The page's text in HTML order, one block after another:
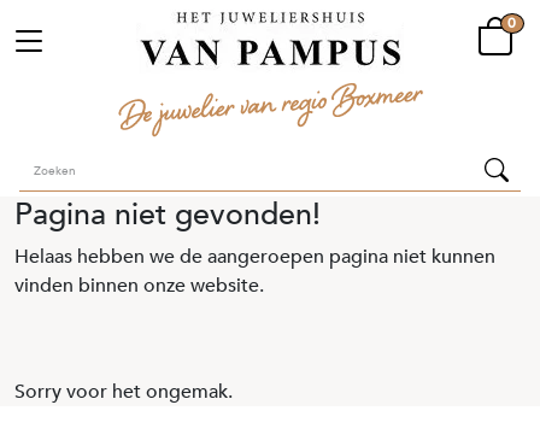
0
Pagina niet gevonden!
Helaas hebben we de aangeroepen pagina niet kunnen
vinden binnen onze website.
Sorry voor het ongemak.